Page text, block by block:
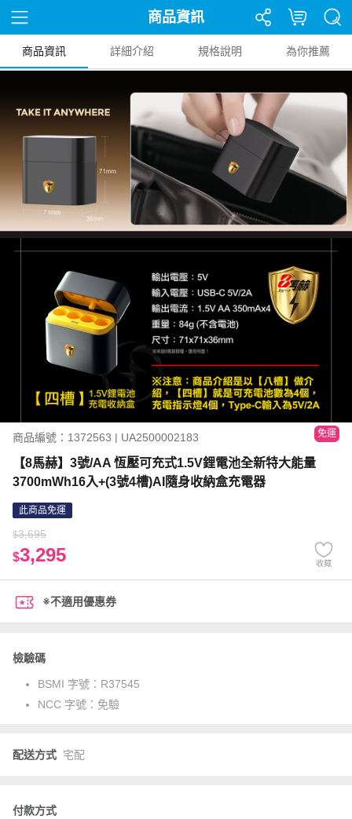
商品資訊
商品資訊 詳細介紹 規格說明 為你推薦
商品編號：1372563 | UA2500002183 免運
【8馬赫】3號/AA 恆壓可充式1.5V鋰電池全新特大能量
3700mWh16入+(3號4槽)AI隨身收納盒充電器
此商品免運
$3,695
$3,295 收藏
※不適用優惠券
檢驗碼
BSMI 字號： R37545
NCC 字號： 免驗
配送方式 宅配
付款方式